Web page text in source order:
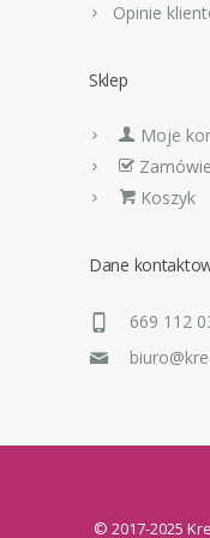
Opinie
Sklep
Moje
Koszyk
Dane
669 112
© 2017-2025